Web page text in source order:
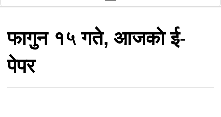
फागुन १५ गते, आजकाे ई-
पेपर